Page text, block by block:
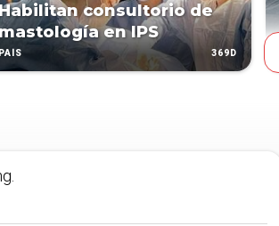
Habilitan consultorio de
en IPS
PAÍS 369D